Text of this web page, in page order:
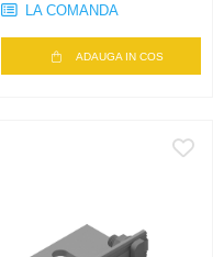
LA COMANDA
ADAUGA IN COS